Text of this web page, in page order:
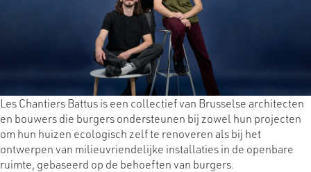
Les Chantiers Battus is een collectief van Brusselse architecten
en bouwers die burgers ondersteunen bij zowel hun projecten
om hun huizen ecologisch zelf te renoveren als bij het
ontwerpen van milieuvriendelijke installaties in de openbare
ruimte, gebaseerd op de behoeften van burgers.